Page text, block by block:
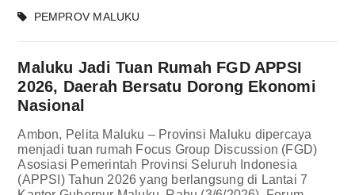
PEMPROV MALUKU
Maluku Jadi Tuan Rumah FGD APPSI
2026, Daerah Bersatu Dorong Ekonomi
Nasional
Ambon, Pelita Maluku – Provinsi Maluku dipercaya
menjadi tuan rumah Focus Group Discussion (FGD)
Asosiasi Pemerintah Provinsi Seluruh Indonesia
(APPSI) Tahun 2026 yang berlangsung di Lantai 7